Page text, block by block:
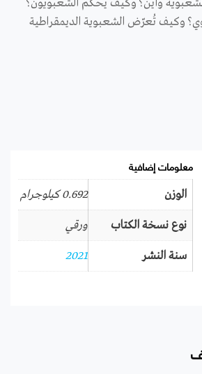
وأين؟ وكيف يحكم الشعبويون؟
وكيف تُعرّض الشعبوية الديمقراطية
معلومات إضافية
الوزن 0.692 كيلوجرام
نوع نسخة الكتاب ورقي
سنة النشر 2021